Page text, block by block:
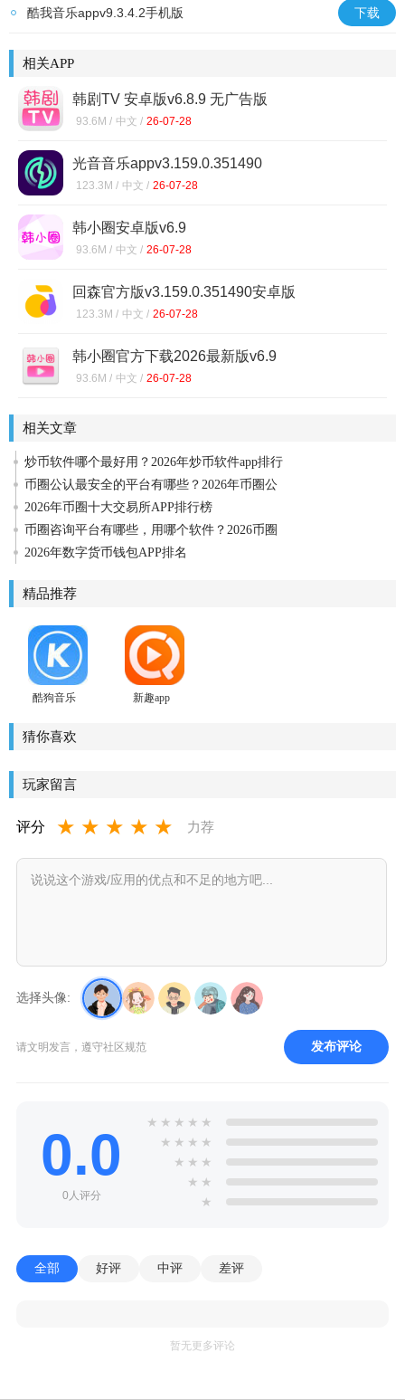
酷我音乐appv9.3.4.2手机版 下载
相关APP
韩剧TV 安卓版v6.8.9 无广告版
93.6M / 中文 / 26-07-28
光音音乐appv3.159.0.351490
123.3M / 中文 / 26-07-28
韩小圈安卓版v6.9
93.6M / 中文 / 26-07-28
回森官方版v3.159.0.351490安卓版
123.3M / 中文 / 26-07-28
韩小圈官方下载2026最新版v6.9
93.6M / 中文 / 26-07-28
相关文章
炒币软件哪个最好用？2026年炒币软件app排行
币圈公认最安全的平台有哪些？2026年币圈公
2026年币圈十大交易所APP排行榜
币圈咨询平台有哪些，用哪个软件？2026币圈
2026年数字货币钱包APP排名
精品推荐
酷狗音乐 新趣app
猜你喜欢
玩家留言
评分 ★ ★ ★ ★ ★ 力荐
选择头像:
请文明发言，遵守社区规范 发布评论
0.0
0人评分
★ ★ ★ ★ ★
★ ★ ★ ★
★ ★ ★
★ ★
★
全部 好评 中评 差评
暂无更多评论